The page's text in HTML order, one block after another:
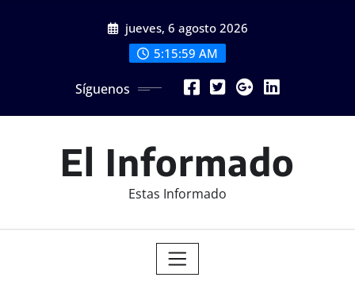
jueves, 6 agosto 2026
5:16:01 AM
Síguenos
El Informado
Estas Informado